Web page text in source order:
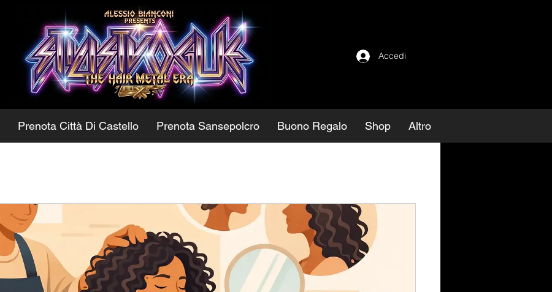
Accedi
Prenota Città Di Castello Prenota Sansepolcro Buono Regalo Shop Altro